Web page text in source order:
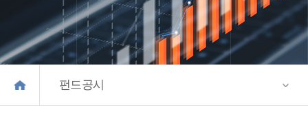
펀드공시